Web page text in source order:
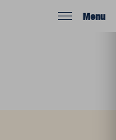
Menu